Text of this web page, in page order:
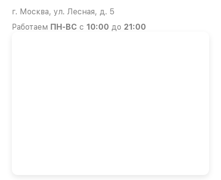
г. Москва, ул. Лесная, д. 5
Работаем ПН-ВС с 10:00 до 21:00